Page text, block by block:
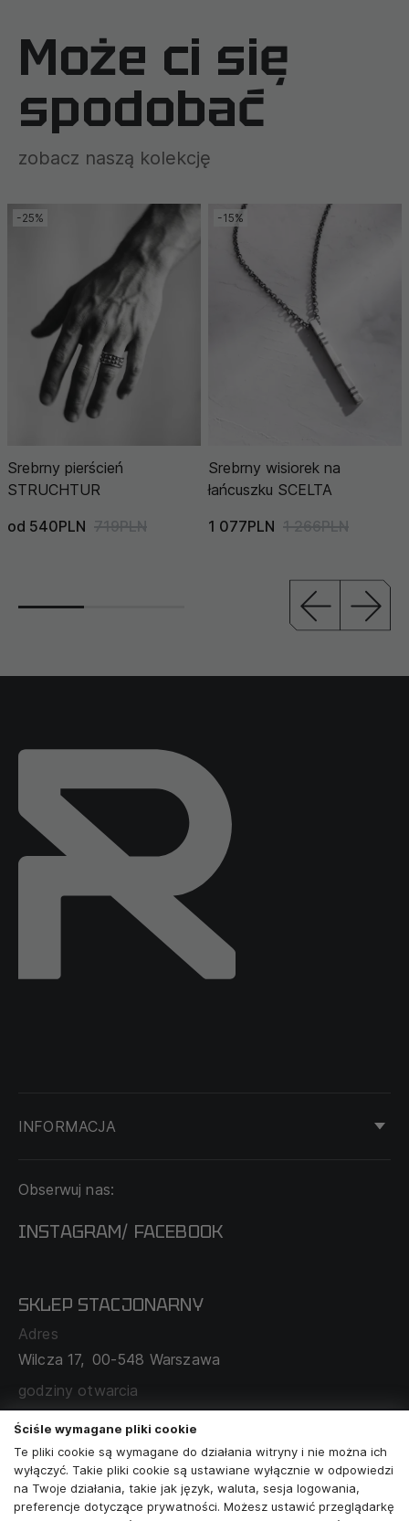
Może ci się
spodobać
zobacz naszą kolekcję
-25%
Srebrny pierścień
STRUCHTUR
od 540PLN 719PLN
-15%
Srebrny wisiorek na
łańcuszku SCELTA
1 077PLN 1 266PLN
INFORMACJA
DOSTAWA I PŁATNOŚĆ
O NAS
MAPA SERWISU
ZAMÓWIENIA KORPORACYJNE
WSPÓŁPRACA Z PARTNERAMI
Obserwuj nas:
INSTAGRAM/ FACEBOOK
SKLEP STACJONARNY
Adres
Wilcza 17, 00-548 Warszawa
godziny otwarcia
poniedziałek - sobota: 11:00 - 19:00
Skontaktuj się z nami
+48573581161
Ściśle wymagane pliki cookie
Te pliki cookie są wymagane do działania witryny i nie można ich
wyłączyć. Takie pliki cookie są ustawiane wyłącznie w odpowiedzi
na Twoje działania, takie jak język, waluta, sesja logowania,
preferencje dotyczące prywatności. Możesz ustawić przeglądarkę